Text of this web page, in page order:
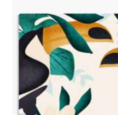
peuvent
être
choisies
sur
page
du
produit